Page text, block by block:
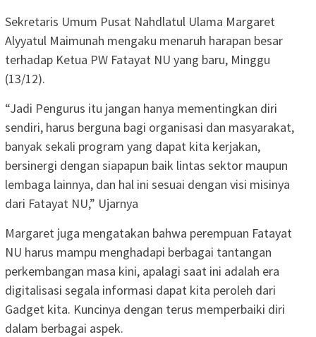
Sekretaris Umum Pusat Nahdlatul Ulama Margaret
Alyyatul Maimunah mengaku menaruh harapan besar
terhadap Ketua PW Fatayat NU yang baru, Minggu
(13/12).
“Jadi Pengurus itu jangan hanya mementingkan diri
sendiri, harus berguna bagi organisasi dan masyarakat,
banyak sekali program yang dapat kita kerjakan,
bersinergi dengan siapapun baik lintas sektor maupun
lembaga lainnya, dan hal ini sesuai dengan visi misinya
dari Fatayat NU,” Ujarnya
Margaret juga mengatakan bahwa perempuan Fatayat
NU harus mampu menghadapi berbagai tantangan
perkembangan masa kini, apalagi saat ini adalah era
digitalisasi segala informasi dapat kita peroleh dari
Gadget kita. Kuncinya dengan terus memperbaiki diri
dalam berbagai aspek.